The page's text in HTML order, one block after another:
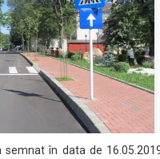
semnat în data de